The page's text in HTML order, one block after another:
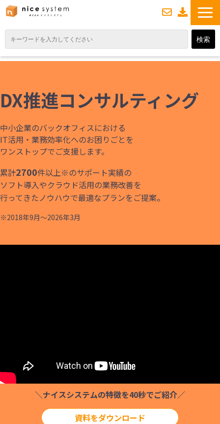
業務DXソリューション
導入事例
業務のお悩みスッキリ通信
よくあるご質問
DX推進コンサルティング
中小企業のバックオフィスにおける
IT活用・業務効率化へのお困りごとを
ワンストップでご支援します。
累計2700件以上※のサポート実績の
ソフト導入やクラウド活用の業務改善を
行ってきたノウハウで最適なプランをご提案。
※2018年9月～2026年3月
＼ナイスシステムの特徴を40秒でご紹介／
資料をダウンロード